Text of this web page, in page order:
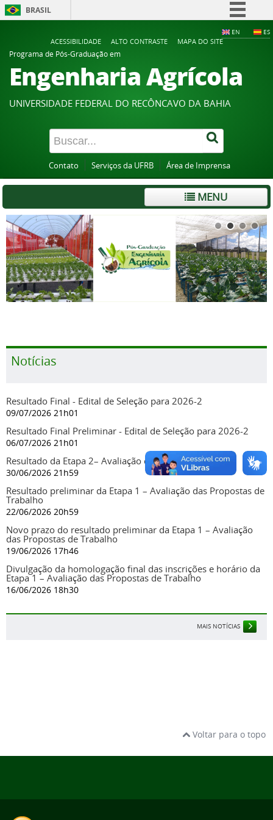
BRASIL
Participe
Acesso à informação
Legislação
Canais
EN ES
ACESSIBILIDADE ALTO CONTRASTE
MAPA DO SITE
Programa de Pós-Graduação em
Engenharia Agrícola
UNIVERSIDADE FEDERAL DO RECÔNCAVO DA BAHIA
Contato Serviços da UFRB Área de Imprensa
MENU
Notícias
Resultado Final - Edital de Seleção para 2026-2
09/07/2026 21h01
Resultado Final Preliminar - Edital de Seleção para 2026-2
06/07/2026 21h01
Resultado da Etapa 2– Avaliação curricular
30/06/2026 21h59
Resultado preliminar da Etapa 1 – Avaliação das Propostas de
Trabalho
22/06/2026 20h59
Novo prazo do resultado preliminar da Etapa 1 – Avaliação
das Propostas de Trabalho
19/06/2026 17h46
Divulgação da homologação final das inscrições e horário da
Etapa 1 – Avaliação das Propostas de Trabalho
16/06/2026 18h30
MAIS NOTÍCIAS
Voltar para o topo